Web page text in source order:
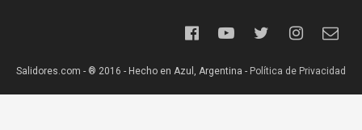
Salidores.com - ® 2016 - Hecho en Azul, Argentina - Política de Privacidad